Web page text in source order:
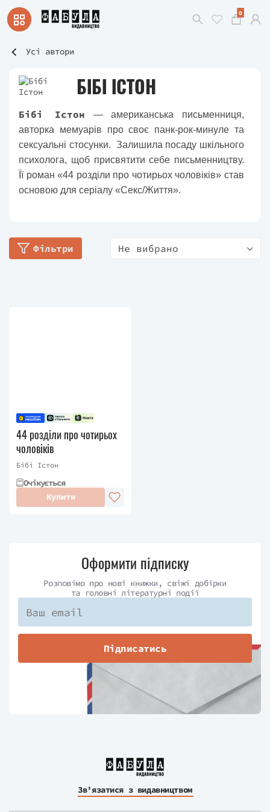
0
Усі автори
БІБІ ІСТОН
Бібі Істон — американська письменниця,
авторка мемуарів про своє панк-рок-минуле та
сексуальні стосунки. Залишила посаду шкільного
психолога, щоб присвятити себе письменництву.
Її роман «44 розділи про чотирьох чоловіків» став
основою для серіалу «Секс/Життя».
Фільтри Не вибрано
44 розділи про чотирьох
чоловіків
Бібі Істон
Очікується
Купити
Оформити підписку
Розповімо про нові книжки, свіжі добірки
та головні літературні події
Підписатись
Зв’язатися з видавництвом